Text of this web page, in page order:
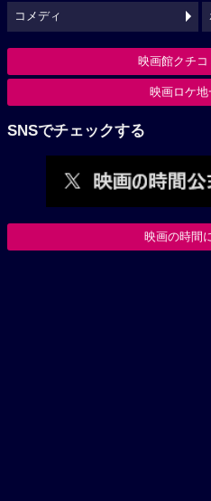
コメディ
映画館クチ
映画ロケ
SNSでチェックする
映画の時間